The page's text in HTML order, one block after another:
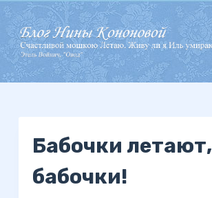
П
е
р
е
й
Бабочки летают,
бабочки!